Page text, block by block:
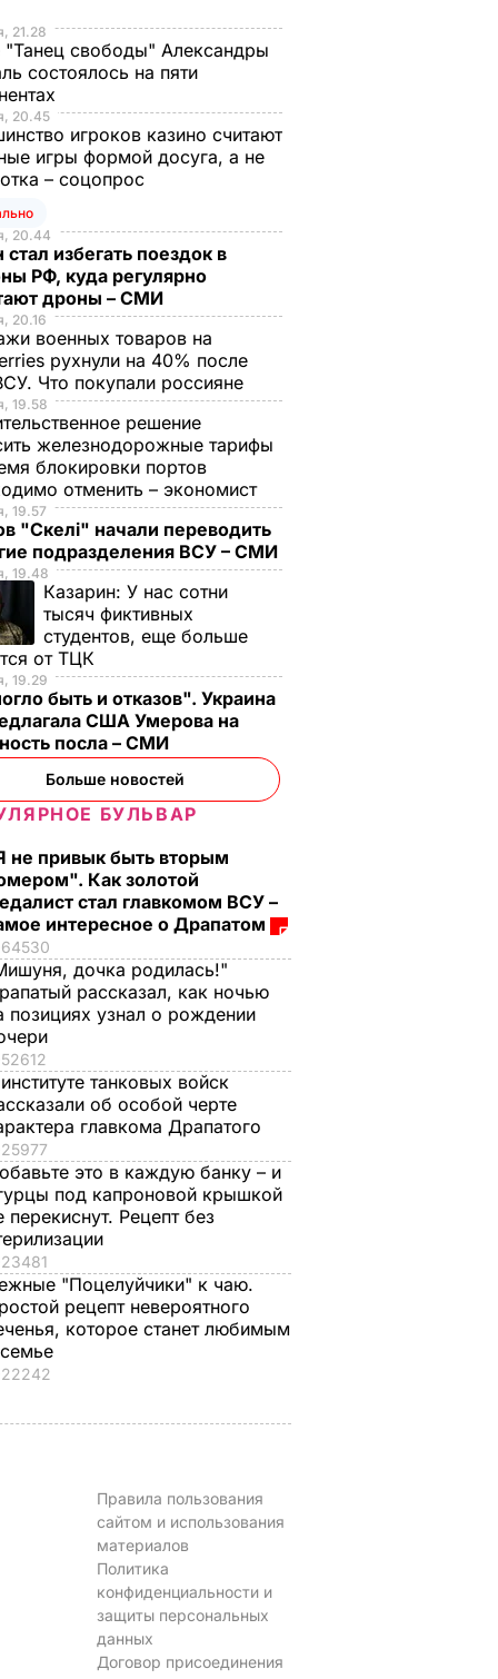
Дайджест 3 мая:
Широкино
обстреляли девять
раз, ОБСЕ осуждает
агрессию, в Японии
произошло
землетрясение
с
гора
пух,
Три важных шага – и
будет невероятным
7 августа, 17.29БУЛЬВАР
21.28
"Танец свободы" Александры
состоялось на пяти
20.45
игроков казино считают
игры формой досуга, а не
– соцопрос
20.44
стал избегать поездок в
РФ, куда регулярно
дроны – СМИ
20.16
военных товаров на
рухнули на 40% после
Что покупали россияне
19.58
решение
железнодорожные тарифы
блокировки портов
отменить – экономист
19.57
"Скелі" начали переводить
подразделения ВСУ – СМИ
19.48
Казарин: У нас сотни
тысяч фиктивных
студентов, еще больше
от ТЦК
19.29
быть и отказов". Украина
США Умерова на
посла – СМИ
Больше новостей
БУЛЬВАР
не привык быть вторым
Как золотой
стал главкомом ВСУ –
интересное о Драпатом
64530
дочка родилась!"
рассказал, как ночью
позициях узнал о рождении
52612
танковых войск
об особой черте
главкома Драпатого
25977
это в каждую банку – и
под капроновой крышкой
перекиснут. Рецепт без
23481
"Поцелуйчики" к чаю.
рецепт невероятного
которое станет любимым
22242
Правила пользования
сайтом и использования
материалов
Политика
конфиденциальности и
защиты персональных
данных
Договор присоединения